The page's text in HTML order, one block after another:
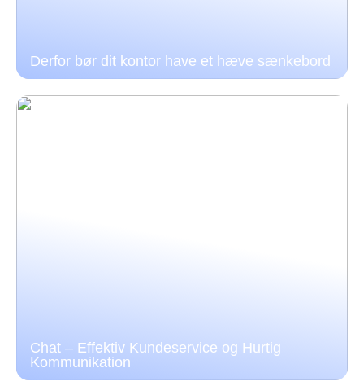
Derfor bør dit kontor have et hæve sænkebord
Chat – Effektiv Kundeservice og Hurtig
Kommunikation